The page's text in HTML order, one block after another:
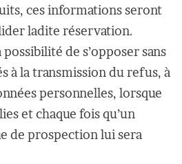
ces informations seront
ladite réservation.
de s’opposer sans
à la transmission du refus, à
personnelles, lorsque
et chaque fois qu’un
de prospection lui sera